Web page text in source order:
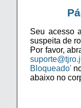
Seu acesso
suspeita de
Por favor,
Bloqueado'
abaixo no